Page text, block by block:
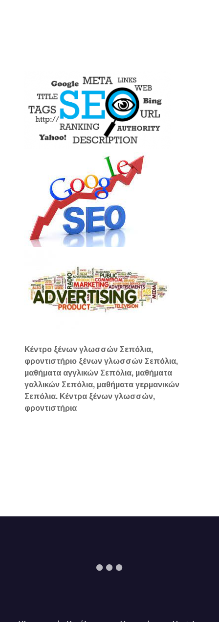
Κέντρο ξένων γλωσσών Σεπόλια,
φροντιστήριο ξένων γλωσσών Σεπόλια,
μαθήματα αγγλικών Σεπόλια, μαθήματα
γαλλικών Σεπόλια, μαθήματα γερμανικών
Σεπόλια. Κέντρα ξένων γλωσσών,
φροντιστήρια